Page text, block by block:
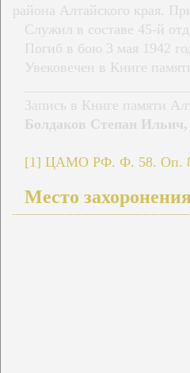
района Алтайского края.
Служил в составе 45-й
Погиб в бою 3 мая 1942
Увековечен в Книге
Запись в Книге памяти
Болдаков Степан Ильич,
[1] ЦАМО РФ. Ф. 58. Оп.
Место